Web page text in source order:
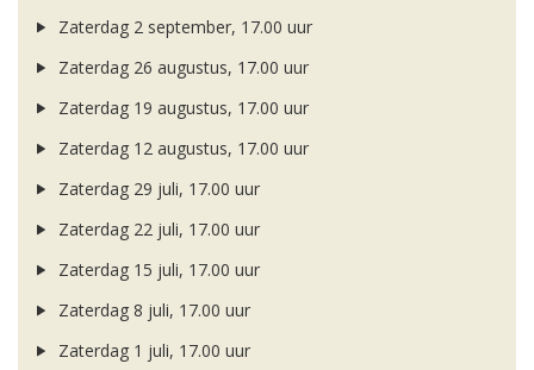
Zaterdag 2 september, 17.00 uur
Zaterdag 26 augustus, 17.00 uur
Zaterdag 19 augustus, 17.00 uur
Zaterdag 12 augustus, 17.00 uur
Zaterdag 29 juli, 17.00 uur
Zaterdag 22 juli, 17.00 uur
Zaterdag 15 juli, 17.00 uur
Zaterdag 8 juli, 17.00 uur
Zaterdag 1 juli, 17.00 uur